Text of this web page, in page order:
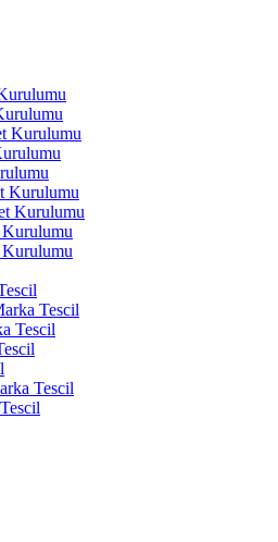
Kurulumu
Kurulumu
Kurulumu
Tescil
Tescil
Tescil